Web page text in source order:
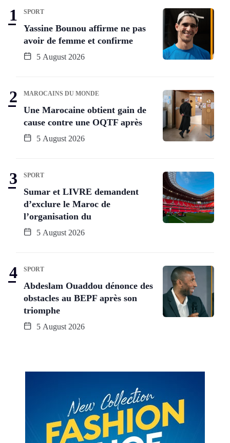
SPORT
Yassine Bounou affirme ne pas
avoir de femme et confirme
5 August 2026
MAROCAINS DU MONDE
Une Marocaine obtient gain de
cause contre une OQTF après
5 August 2026
SPORT
Sumar et LIVRE demandent
d’exclure le Maroc de
l’organisation du
5 August 2026
SPORT
Abdeslam Ouaddou dénonce des
obstacles au BEPF après son
triomphe
5 August 2026